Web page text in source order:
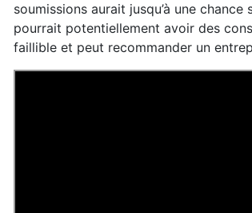
soumissions aurait jusqu’à une
pourrait potentiellement avoir des
faillible et peut recommander un